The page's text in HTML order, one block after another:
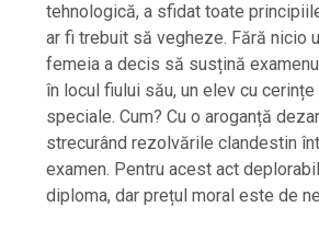
tehnologică, a sfidat toate
ar fi trebuit să vegheze. Fără nicio
femeia a decis să susțină
în locul fiului său, un elev cu
speciale. Cum? Cu o aroganță
strecurând rezolvările clandestin
examen. Pentru acest act
diploma, dar prețul moral este de